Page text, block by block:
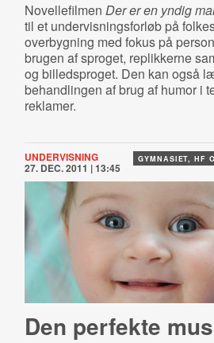
Novellefilmen Der er en yndig
til et undervisningsforløb på
overbygning med fokus på
brugen af sproget, replikkerne
og billedsproget. Den kan også
behandlingen af brug af humor i
reklamer.
GYMNASIET, HF
UNDERVISNING
27. DEC. 2011 | 13:45
Den perfekte